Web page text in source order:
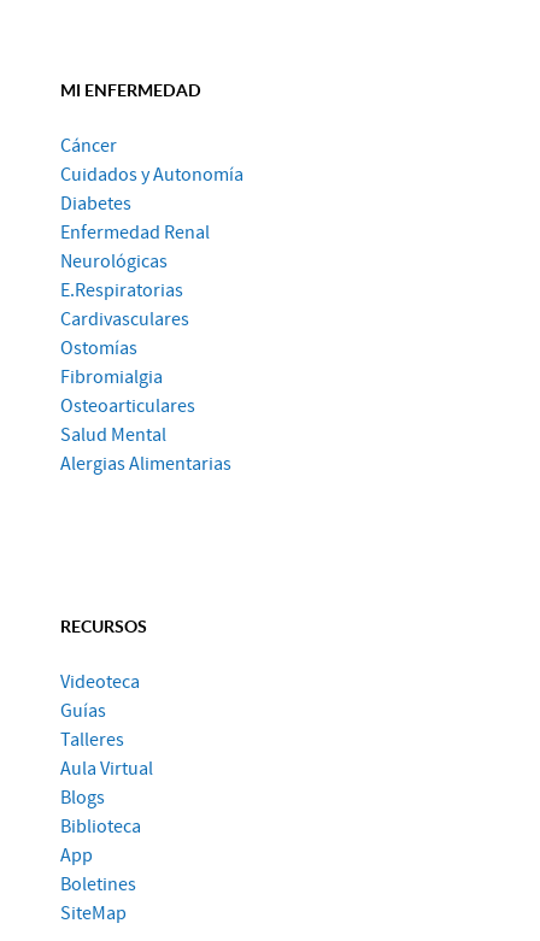
MI ENFERMEDAD
Cáncer
Cuidados y Autonomía
Diabetes
Enfermedad Renal
Neurológicas
E.Respiratorias
Cardivasculares
Ostomías
Fibromialgia
Osteoarticulares
Salud Mental
Alergias Alimentarias
RECURSOS
Videoteca
Guías
Talleres
Aula Virtual
Blogs
Biblioteca
App
Boletines
SiteMap